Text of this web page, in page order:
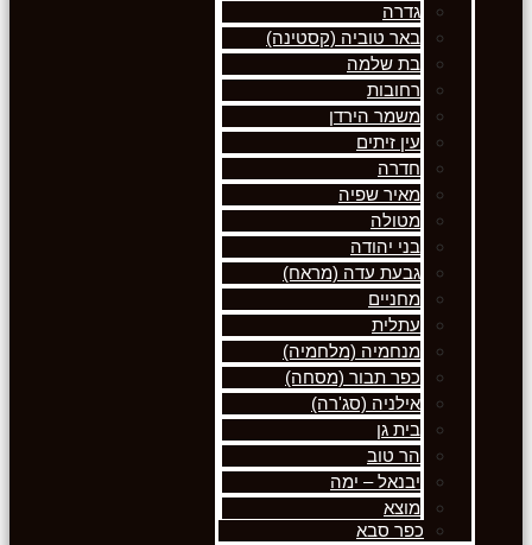
גדרה
באר טוביה (קסטינה)
בת שלמה
רחובות
משמר הירדן
עין זיתים
חדרה
מאיר שפיה
מטולה
בני יהודה
גבעת עדה (מראח)
מחניים
עתלית
מנחמיה (מלחמיה)
כפר תבור (מסחה)
אילניה (סג'רה)
בית גן
הר טוב
יבנאל – ימה
מוצא
כפר סבא